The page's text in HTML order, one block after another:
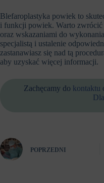
Blefaroplastyka powiek to
i funkcji powiek. Warto zwrócić
oraz wskazaniami do
specjalistą i ustalenie
zastanawiasz się nad tą
aby uzyskać więcej informacji.
Zachęcamy do kontaktu
POPRZEDNI